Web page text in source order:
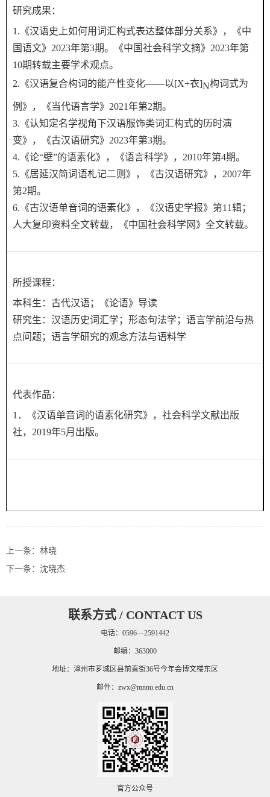
研究成果：
1.《汉语史上如何用词汇构式表达整体部分关系》，《中
国语文》2023年第3期。《中国社会科学文摘》2023年第
10期转载主要学术观点。
2.《汉语复合构词的能产性变化——以[X+衣]N构词式为
例》，《当代语言学》2021年第2期。
3.《认知定名学视角下汉语服饰类词汇构式的历时演
变》，《古汉语研究》2023年第3期。
4.《论“壁”的语素化》，《语言科学》，2010年第4期。
5.《居延汉简词语札记二则》，《古汉语研究》，2007年
第2期。
6.《古汉语单音词的语素化》，《汉语史学报》第11辑；
人大复印资料全文转载，《中国社会科学网》全文转载。
所授课程：
本科生：古代汉语；《论语》导读
研究生：汉语历史词汇学；形态句法学；语言学前沿与热
点问题；语言学研究的观念方法与语料学
代表作品：
1．《汉语单音词的语素化研究》，社会科学文献出版
社，2019年5月出版。
上一条： 林晓
下一条： 沈晓杰
联系方式 / CONTACT US
电话：0596—2591442
邮编：363000
地址：漳州市芗城区县前直街36号今年会博文楼东区
邮件： zwx@mnnu.edu.cn
官方公众号